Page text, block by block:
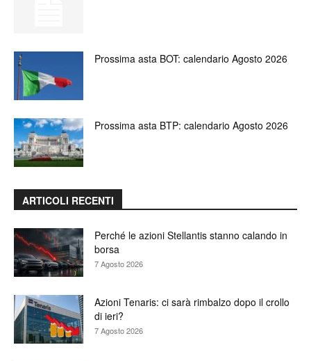
Prossima asta BOT: calendario Agosto 2026
Prossima asta BTP: calendario Agosto 2026
ARTICOLI RECENTI
Perché le azioni Stellantis stanno calando in
borsa
7 Agosto 2026
Azioni Tenaris: ci sarà rimbalzo dopo il crollo
di ieri?
7 Agosto 2026